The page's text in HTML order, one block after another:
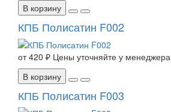
В корзину
КПБ Полисатин F002
от 420 ₽ Цены уточняйте у менеджера
В корзину
КПБ Полисатин F003